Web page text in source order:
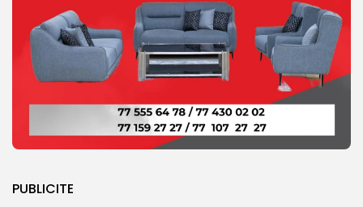
PUBLICITE